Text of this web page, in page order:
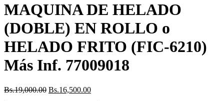
MAQUINA DE HELADO
(DOBLE) EN ROLLO o
HELADO FRITO (FIC-6210)
Más Inf. 77009018
Bs.19,000.00 Bs.16,500.00